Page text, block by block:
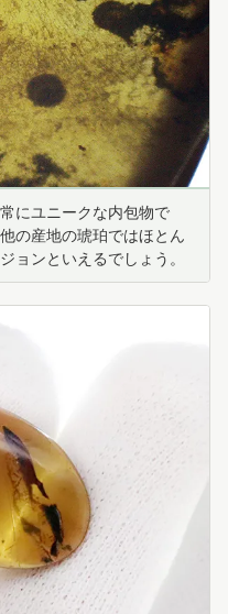
にユニークな内包物で
の産地の琥珀ではほとん
ョンといえるでしょう。